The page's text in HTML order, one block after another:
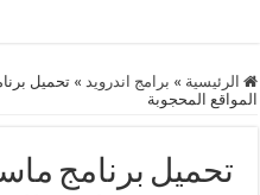
الرئيسية » برامج اندرويد »
المواقع المحجوبة